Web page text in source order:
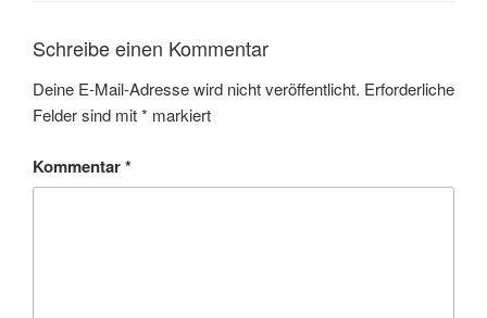
Schreibe einen Kommentar
Deine E-Mail-Adresse wird nicht veröffentlicht. Erforderliche
Felder sind mit* markiert
Kommentar*